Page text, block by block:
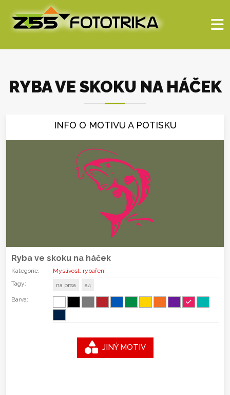
RYBA VE SKOKU NA HÁČEK
INFO O MOTIVU A POTISKU
Ryba ve skoku na háček
Kategorie:
Myslivost, rybaření
Tagy:
na prsa
a4
Barva:
JINÝ MOTIV